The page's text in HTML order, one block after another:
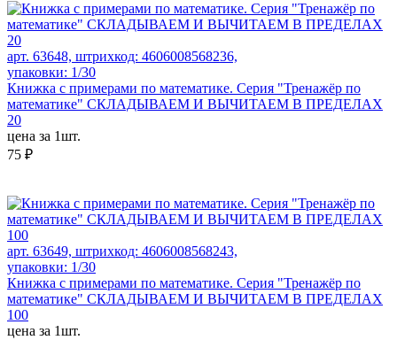
арт. 63648, штрихкод: 4606008568236,
упаковки: 1/30
Книжка с примерами по математике. Серия "Тренажёр по
математике" СКЛАДЫВАЕМ И ВЫЧИТАЕМ В ПРЕДЕЛАХ
20
цена за 1шт.
75 ₽
арт. 63649, штрихкод: 4606008568243,
упаковки: 1/30
Книжка с примерами по математике. Серия "Тренажёр по
математике" СКЛАДЫВАЕМ И ВЫЧИТАЕМ В ПРЕДЕЛАХ
100
цена за 1шт.